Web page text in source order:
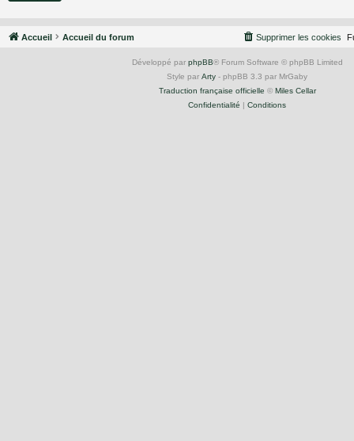
Accueil Accueil du forum Supprimer les cookies
Développé par phpBB® Forum Software © phpBB Limited
Style par Arty - phpBB 3.3 par MrGaby
Traduction française officielle © Miles Cellar
Confidentialité | Conditions